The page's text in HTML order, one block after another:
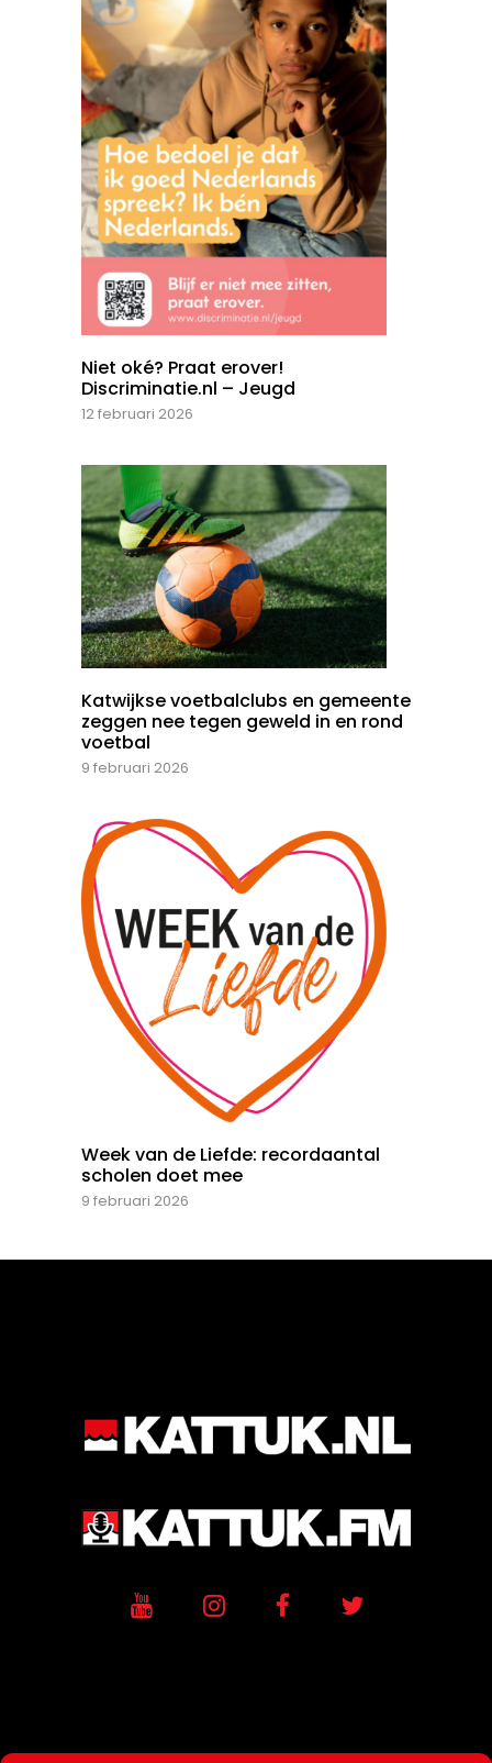
Niet oké? Praat erover!
Discriminatie.nl – Jeugd
12 februari 2026
Katwijkse voetbalclubs en gemeente
zeggen nee tegen geweld in en rond
voetbal
9 februari 2026
Week van de Liefde: recordaantal
scholen doet mee
9 februari 2026